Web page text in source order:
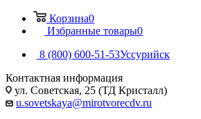
Корзина0
Избранные товары0
8 (800) 600-51-53Уссурийск
Контактная информация
ул. Советская, 25 (ТД Кристалл)
u.sovetskaya@mirotvorecdv.ru